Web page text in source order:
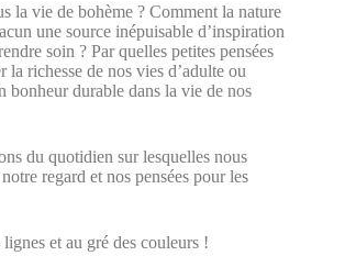
la vie de bohème ? Comment la nature
une source inépuisable d’inspiration
soin ? Par quelles petites pensées
richesse de nos vies d’adulte ou
bonheur durable dans la vie de nos
du quotidien sur lesquelles nous
regard et nos pensées pour les
et au gré des couleurs !